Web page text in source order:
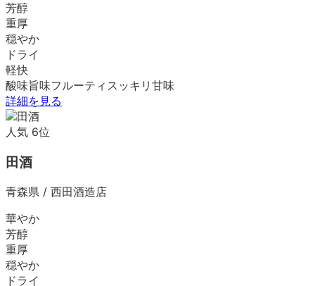
芳醇
重厚
穏やか
ドライ
軽快
酸味旨味フルーティ スッキリ 甘味
詳細を見る
人気 6位
田酒
青森県 / 西田酒造店
華やか
芳醇
重厚
穏やか
ドライ